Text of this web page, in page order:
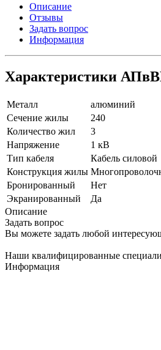
Описание
Отзывы
Задать вопрос
Информация
Характеристики
Металл
алюминий
Сечение жилы
240
Количество жил
3
Напряжение
1 кВ
Тип кабеля
Кабель силовой
Конструкция жилы
Бронированный
Нет
Экранированный
Да
Описание
Задать вопрос
Вы можете задать любой
Наши квалифицированные
Информация